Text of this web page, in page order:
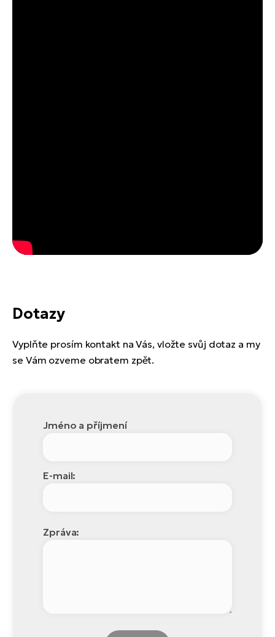
Dotazy
Vyplňte prosím kontakt na Vás, vložte svůj dotaz a my
se Vám ozveme obratem zpět.
Jméno a příjmení
E-mail:
Zpráva: